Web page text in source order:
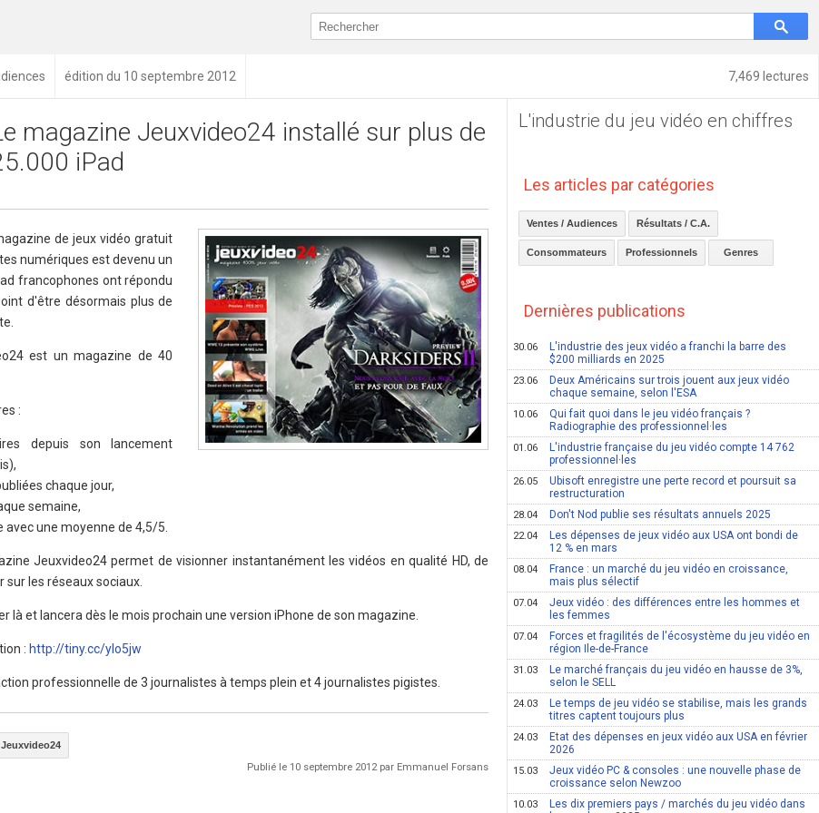
7,469 lectures
édition du 10 septembre 2012
magazine Jeuxvideo24 installé sur plus de
iPad
de jeux vidéo gratuit
numériques est devenu un
francophones ont répondu
d'être désormais plus de
est un magazine de 40
:
depuis son lancement
chaque jour,
semaine,
une moyenne de 4,5/5.
Jeuxvideo24 permet de visionner instantanément les vidéos en qualité HD, de
les réseaux sociaux.
là et lancera dès le mois prochain une version iPhone de son magazine.
: http://tiny.cc/ylo5jw
professionnelle de 3 journalistes à temps plein et 4 journalistes pigistes.
Publié le 10 septembre 2012 par Emmanuel Forsans
L'industrie du jeu vidéo en chiffres
Les articles par catégories
Ventes / Audiences Résultats / C.A.
Consommateurs Professionnels Genres
Dernières publications
30.06
L'industrie des jeux vidéo a franchi la barre des
$200 milliards en 2025
23.06
Deux Américains sur trois jouent aux jeux vidéo
chaque semaine, selon l'ESA
10.06
Qui fait quoi dans le jeu vidéo français ?
Radiographie des professionnel·les
01.06
L'industrie française du jeu vidéo compte 14 762
professionnel·les
26.05
Ubisoft enregistre une perte record et poursuit sa
restructuration
28.04 Don't Nod publie ses résultats annuels 2025
22.04
Les dépenses de jeux vidéo aux USA ont bondi de
12 % en mars
08.04
France : un marché du jeu vidéo en croissance,
mais plus sélectif
07.04
Jeux vidéo : des différences entre les hommes et
les femmes
07.04
Forces et fragilités de l'écosystème du jeu vidéo en
région Ile-de-France
31.03
Le marché français du jeu vidéo en hausse de 3%,
selon le SELL
24.03
Le temps de jeu vidéo se stabilise, mais les grands
titres captent toujours plus
24.03
Etat des dépenses en jeux vidéo aux USA en février
2026
15.03
Jeux vidéo PC & consoles : une nouvelle phase de
croissance selon Newzoo
10.03
Les dix premiers pays / marchés du jeu vidéo dans